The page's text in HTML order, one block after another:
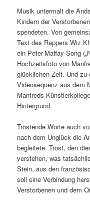
Musik untermalt die
Kindern der
spendeten. Von
Text des Rappers Wiz
ein Peter-Maffay-Song
Hochzeitsfoto von
glücklichen Zeit. Und zu
Videosequenz aus dem
Manfreds
Hintergrund.
Tröstende Worte auch
nach dem Unglück die
begleitete. Trost, den
verstehen, was
Stein, aus den
soll eine Verbindung
Verstorbenen und dem